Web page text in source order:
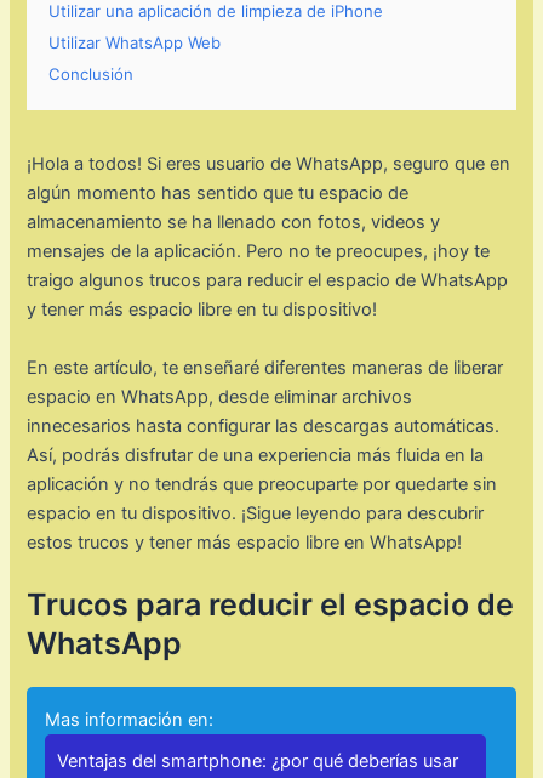
Utilizar una aplicación de limpieza de iPhone
Utilizar WhatsApp Web
Conclusión
¡Hola a todos! Si eres usuario de WhatsApp, seguro que en
algún momento has sentido que tu espacio de
almacenamiento se ha llenado con fotos, videos y
mensajes de la aplicación. Pero no te preocupes, ¡hoy te
traigo algunos trucos para reducir el espacio de WhatsApp
y tener más espacio libre en tu dispositivo!
En este artículo, te enseñaré diferentes maneras de liberar
espacio en WhatsApp, desde eliminar archivos
innecesarios hasta configurar las descargas automáticas.
Así, podrás disfrutar de una experiencia más fluida en la
aplicación y no tendrás que preocuparte por quedarte sin
espacio en tu dispositivo. ¡Sigue leyendo para descubrir
estos trucos y tener más espacio libre en WhatsApp!
Trucos para reducir el espacio de
WhatsApp
Mas información en:
Ventajas del smartphone: ¿por qué deberías usar